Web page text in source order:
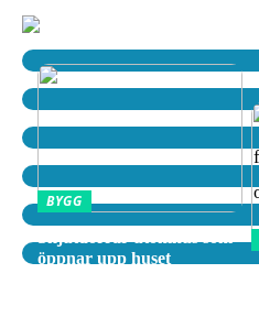
BYGG
öppnar upp huset